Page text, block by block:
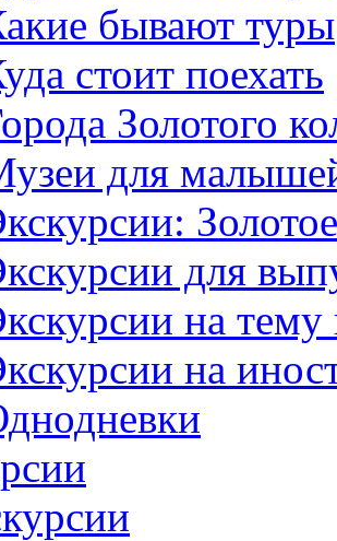
бывают туры
стоит поехать
Золотого
для
для
на тему
на